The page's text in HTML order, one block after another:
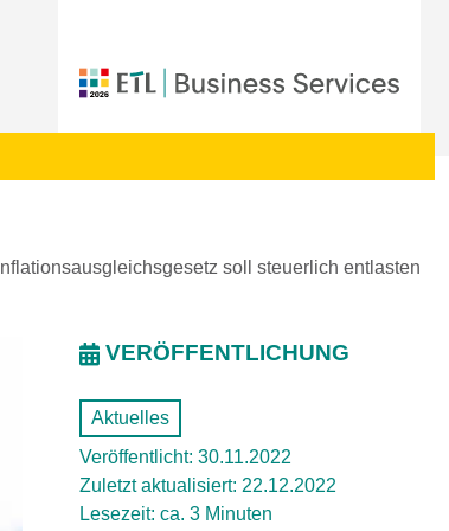
Inflationsausgleichsgesetz soll steuerlich entlasten
VERÖFFENTLICHUNG
Aktuelles
Veröffentlicht: 30.11.2022
Zuletzt aktualisiert: 22.12.2022
Lesezeit: ca. 3 Minuten